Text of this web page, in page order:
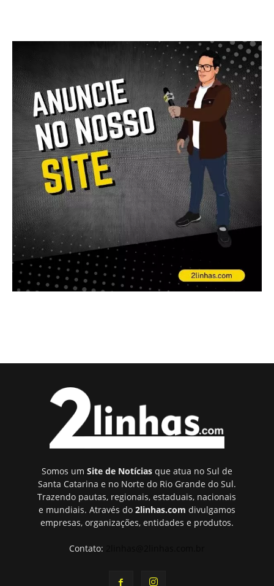
Somos um Site de Notíciasque atua no Sul de
Santa Catarina e no Norte do Rio Grande do Sul.
Trazendo pautas, regionais, estaduais, nacionais
e mundiais. Através do 2linhas.com divulgamos
empresas, organizações, entidades e produtos.
Contato: